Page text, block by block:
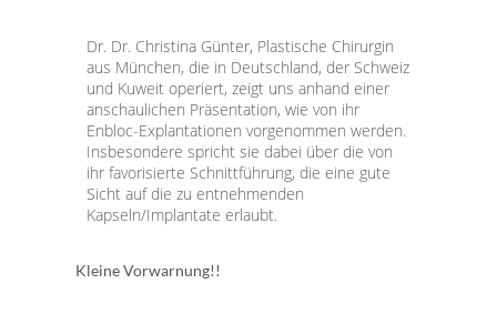
Dr. Dr. Christina Günter, Plastische Chirurgin
aus München, die in Deutschland, der Schweiz
und Kuweit operiert, zeigt uns anhand einer
anschaulichen Präsentation, wie von ihr
Enbloc-Explantationen vorgenommen werden.
Insbesondere spricht sie dabei über die von
ihr favorisierte Schnittführung, die eine gute
Sicht auf die zu entnehmenden
Kapseln/Implantate erlaubt.
Kleine Vorwarnung!!